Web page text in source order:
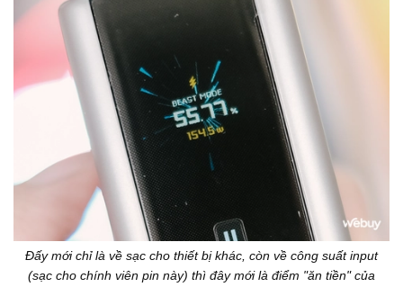
Đấy mới chỉ là về sạc cho thiết bị khác, còn về công suất input
(sạc cho chính viên pin này) thì đây mới là điểm "ăn tiền" của